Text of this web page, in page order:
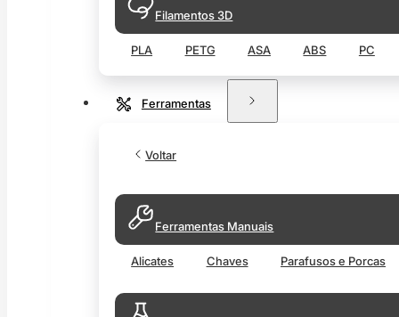
Filamentos 3D
PLA PETG ASA ABS PC
Ferramentas
Voltar
Ferramentas Manuais
Alicates Chaves Parafusos e Porcas